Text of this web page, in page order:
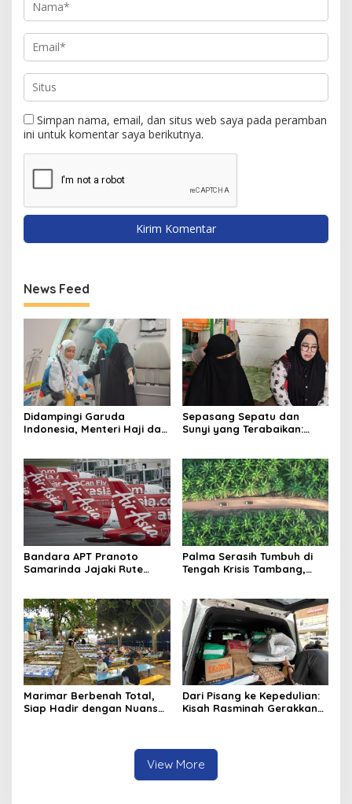
Simpan nama, email, dan situs web saya pada peramban
ini untuk komentar saya berikutnya.
News Feed
Didampingi Garuda
Indonesia, Menteri Haji dan
Haji di Balikpapan
Sepasang Sepatu dan
Sunyi yang Terabaikan:
Lama Dibiarkan
Bandara APT Pranoto
Samarinda Jajaki Rute
Palma Serasih Tumbuh di
Tengah Krisis Tambang,
Marimar Berbenah Total,
Siap Hadir dengan Nuansa
Dari Pisang ke Kepedulian:
Kisah Rasminah Gerakkan
View More